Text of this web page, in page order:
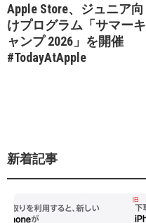
Apple Store、ジュニア向
けプログラム「サマーキ
ャンプ 2026」を開催
#TodayAtApple
新着記事